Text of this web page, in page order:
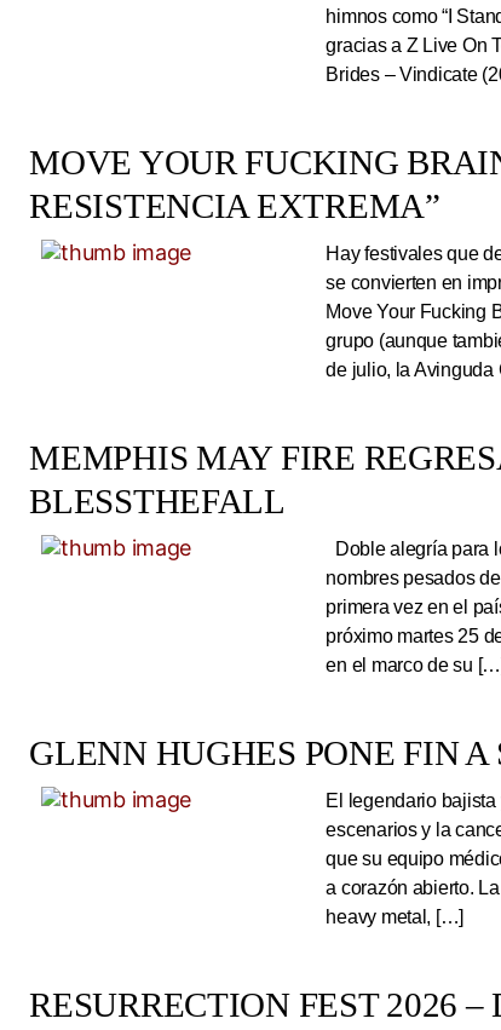
himnos como “I
gracias a Z Live On
Brides – Vindicate
MOVE YOUR FUCKING
RESISTENCIA EXTREMA”
Hay festivales que
se convierten en
Move Your Fucking
grupo (aunque
de julio, la
MEMPHIS MAY FIRE
BLESSTHEFALL
Doble alegría para
nombres pesados
primera vez en el
próximo martes 25
en el marco de su
GLENN HUGHES PONE FIN
El legendario
escenarios y la
que su equipo
a corazón abierto.
heavy metal, […]
RESURRECTION FEST 2026